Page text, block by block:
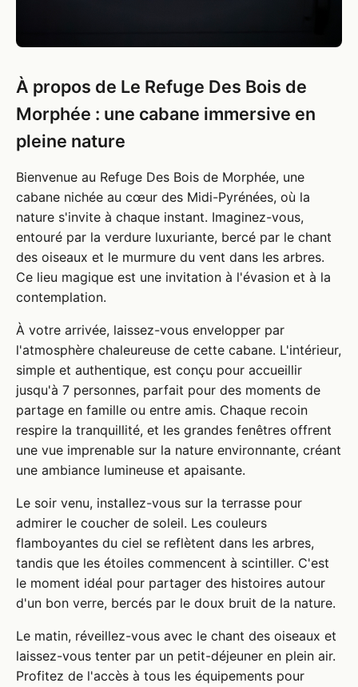
À propos de Le Refuge Des Bois de
Morphée : une cabane immersive en
pleine nature
Bienvenue au Refuge Des Bois de Morphée, une
cabane nichée au cœur des Midi-Pyrénées, où la
nature s'invite à chaque instant. Imaginez-vous,
entouré par la verdure luxuriante, bercé par le chant
des oiseaux et le murmure du vent dans les arbres.
Ce lieu magique est une invitation à l'évasion et à la
contemplation.
À votre arrivée, laissez-vous envelopper par
l'atmosphère chaleureuse de cette cabane. L'intérieur,
simple et authentique, est conçu pour accueillir
jusqu'à 7 personnes, parfait pour des moments de
partage en famille ou entre amis. Chaque recoin
respire la tranquillité, et les grandes fenêtres offrent
une vue imprenable sur la nature environnante, créant
une ambiance lumineuse et apaisante.
Le soir venu, installez-vous sur la terrasse pour
admirer le coucher de soleil. Les couleurs
flamboyantes du ciel se reflètent dans les arbres,
tandis que les étoiles commencent à scintiller. C'est
le moment idéal pour partager des histoires autour
d'un bon verre, bercés par le doux bruit de la nature.
Le matin, réveillez-vous avec le chant des oiseaux et
laissez-vous tenter par un petit-déjeuner en plein air.
Profitez de l'accès à tous les équipements pour